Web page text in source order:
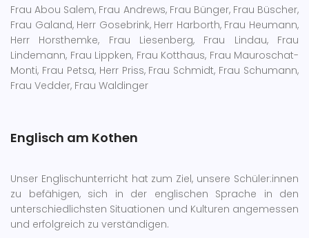
Frau Abou Salem, Frau Andrews, Frau Bünger, Frau Büscher,
Frau Galand, Herr Gosebrink, Herr Harborth, Frau Heumann,
Herr Horsthemke, Frau Liesenberg, Frau Lindau, Frau
Lindemann, Frau Lippken, Frau Kotthaus, Frau Mauroschat-
Monti, Frau Petsa, Herr Priss, Frau Schmidt, Frau Schumann,
Frau Vedder, Frau Waldinger
Englisch am Kothen
Unser Englischunterricht hat zum Ziel, unsere Schüler:innen
zu befähigen, sich in der englischen Sprache in den
unterschiedlichsten Situationen und Kulturen angemessen
und erfolgreich zu verständigen.